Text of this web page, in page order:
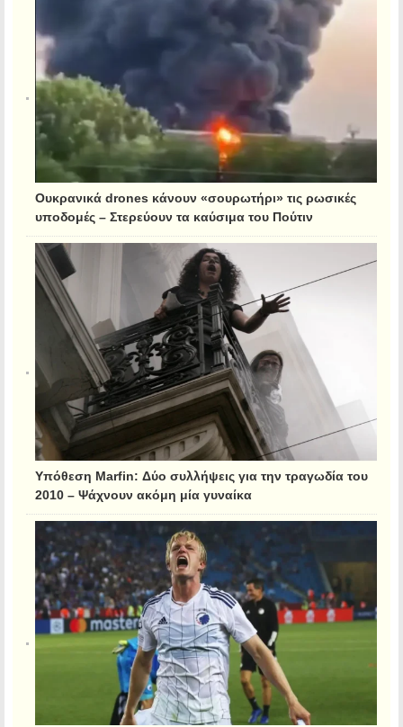
Ουκρανικά drones κάνουν «σουρωτήρι» τις ρωσικές
υποδομές – Στερεύουν τα καύσιμα του Πούτιν
Υπόθεση Marfin: Δύο συλλήψεις για την τραγωδία του
2010 – Ψάχνουν ακόμη μία γυναίκα